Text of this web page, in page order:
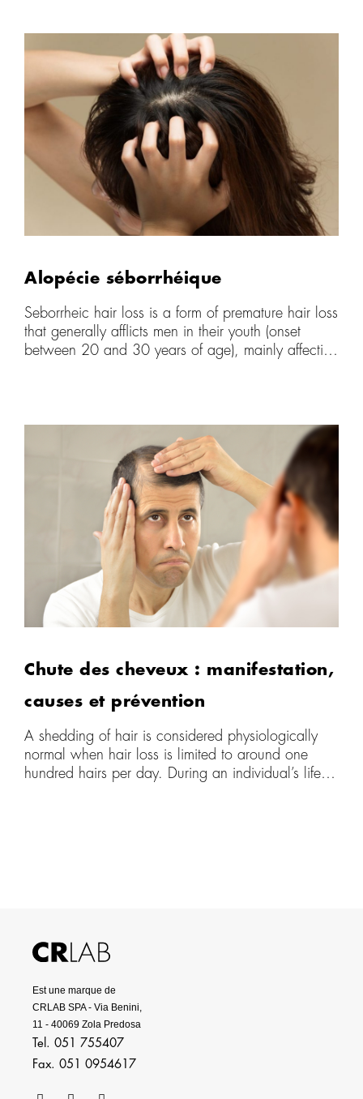
the diagnosis. The condition is characterized by
progressive hair loss in the crown area, the front
hairline and the temporal area.
Alopécie séborrhéique
Seborrheic hair loss is a form of premature hair loss
that generally afflicts men in their youth (onset
between 20 and 30 years of age), mainly affecting
accelerates hair loss.
Chute des cheveux : manifestation,
causes et prévention
A shedding of hair is considered physiologically
normal when hair loss is limited to around one
hundred hairs per day. During an individual’s life
Est une marque de
CRLAB SPA - Via Benini,
11 - 40069 Zola Predosa
Tel. 051 755407
Fax. 051 0954617